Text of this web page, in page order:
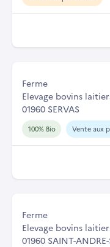
Ferme
Elevage bovins
01960 SERVAS
100% Bio Vente aux
Ferme
Elevage bovins
01960 SAINT-